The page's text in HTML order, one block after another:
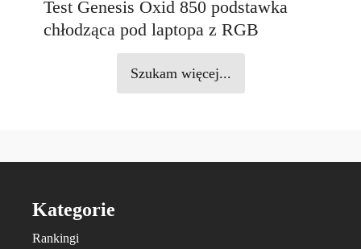
Test Genesis Oxid 850 podstawka
chłodząca pod laptopa z RGB
Szukam więcej...
Kategorie
Rankingi